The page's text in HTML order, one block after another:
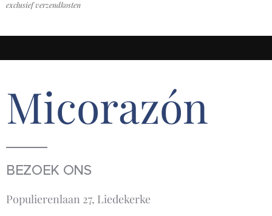
exclusief verzendkosten
Micorazón
BEZOEK ONS
Populierenlaan 27, Liedekerke